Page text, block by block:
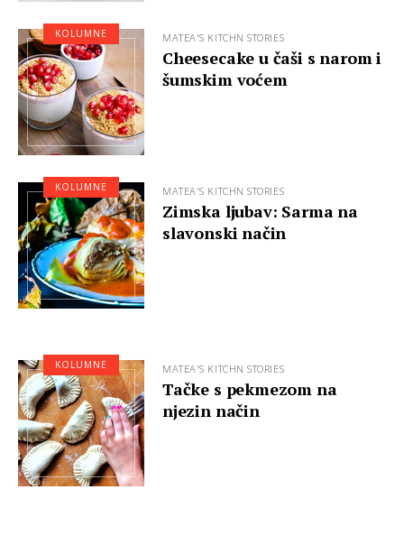
MATEA'S KITCHN STORIES
Cheesecake u čaši s narom i
šumskim voćem
KOLUMNE
MATEA'S KITCHN STORIES
Zimska ljubav: Sarma na
slavonski način
KOLUMNE
MATEA'S KITCHN STORIES
Tačke s pekmezom na
njezin način
KOLUMNE